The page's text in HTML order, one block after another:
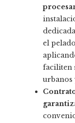
el
faciliten
urbanos